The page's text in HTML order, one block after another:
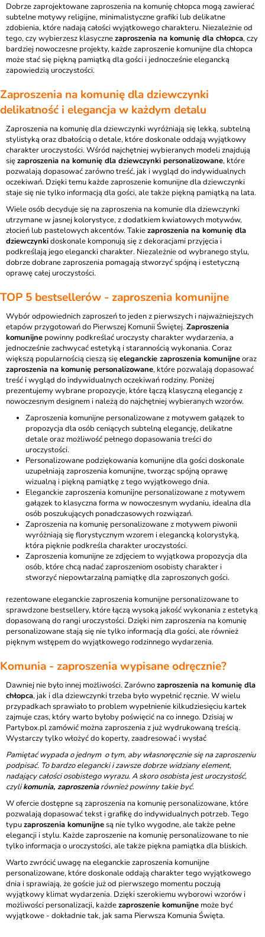
Dobrze zaprojektowane zaproszenia na komunię chłopca mogą zawierać
subtelne motywy religijne, minimalistyczne grafiki lub delikatne
zdobienia, które nadają całości wyjątkowego charakteru. Niezależnie od
tego, czy wybierzesz klasycznezaproszenia na komunię dla chłopca, czy
bardziej nowoczesne projekty, każde zaproszenie komunijne dla chłopca
może stać się piękną pamiątką dla gości i jednocześnie elegancką
zapowiedzią uroczystości.
Zaproszenia na komunię dla dziewczynki
delikatność i elegancja w każdym detalu
Zaproszenia na komunię dla dziewczynki wyróżniają się lekką, subtelną
stylistyką oraz dbałością o detale, które doskonale oddają wyjątkowy
charakter uroczystości. Wśród najchętniej wybieranych modeli znajdują
sięzaproszenia na komunię dla dziewczynki personalizowane, które
pozwalają dopasować zarówno treść, jak i wygląd do indywidualnych
oczekiwań. Dzięki temu każde zaproszenie komunijne dla dziewczynki
staje się nie tylko informacją dla gości, ale także piękną pamiątką na lata.
Wiele osób decyduje się na zaproszenia na komunie dla dziewczynki
utrzymane w jasnej kolorystyce, z dodatkiem kwiatowych motywów,
złocień lub pastelowych akcentów. Takiezaproszenia na komunię dla
dziewczynkidoskonale komponują się z dekoracjami przyjęcia i
podkreślają jego elegancki charakter. Niezależnie od wybranego stylu,
dobrze dobrane zaproszenia pomagają stworzyć spójną i estetyczną
oprawę całej uroczystości.
TOP 5 bestsellerów - zaproszenia komunijne
Wybór odpowiednich zaproszeń to jeden z pierwszych i najważniejszych
etapów przygotowań do Pierwszej Komunii Świętej.Zaproszenia
komunijne powinny podkreślać uroczysty charakter wydarzenia, a
jednocześnie zachwycać estetyką i starannością wykonania. Coraz
większą popularnością cieszą sięeleganckie zaproszenia komunijneoraz
zaproszenia na komunię personalizowane, które pozwalają dopasować
treść i wygląd do indywidualnych oczekiwań rodziny. Poniżej
prezentujemy wybrane propozycje, które łączą klasyczną elegancję z
nowoczesnym designem i należą do najchętniej wybieranych wzorów.
Zaproszenia komunijne personalizowane z motywem gałązek to
propozycja dla osób ceniących subtelną elegancję, delikatne
detale oraz możliwość pełnego dopasowania treści do
uroczystości.
Personalizowane podziękowania komunijne dla gościdoskonale
uzupełniają zaproszenia komunijne, tworząc spójną oprawę
wizualną i piękną pamiątkę z tego wyjątkowego dnia.
Eleganckie zaproszenia komunijne personalizowane z motywem
gałązek to klasyczna forma w nowoczesnym wydaniu, idealna dla
osób poszukujących ponadczasowych rozwiązań.
Zaproszenia na komunię personalizowane z motywem piwonii
wyróżniają się florystycznym wzorem i elegancką kolorystyką,
która pięknie podkreśla charakter uroczystości.
Zaproszenia komunijne ze zdjęciemto wyjątkowa propozycja dla
osób, które chcą nadać zaproszeniom osobisty charakter i
stworzyć niepowtarzalną pamiątkę dla zaproszonych gości.
rezentowane eleganckie zaproszenia komunijne personalizowane to
sprawdzone bestsellery, które łączą wysoką jakość wykonania z estetyką
dopasowaną do rangi uroczystości. Dzięki nim zaproszenia na komunię
personalizowane stają się nie tylko informacją dla gości, ale również
pięknym wstępem do wyjątkowego rodzinnego wydarzenia.
Komunia - zaproszenia wypisane odręcznie?
Dawniej nie było innej możliwości. Zarównozaproszenia na komunię dla
chłopca, jak i dla dziewczynki trzeba było wypełnić ręcznie. W wielu
przypadkach sprawiało to problem wypełnienie kilkudziesięciu kartek
zajmuje czas, który warto byłoby poświęcić na co innego. Dzisiaj w
Partybox.pl zamówić można zaproszenia z już wydrukowaną treścią.
Wystarczy tylko włożyć do koperty, zaadresować i wysłać
Pamiętać wypada o jednym o tym, aby własnoręcznie się na zaproszeniu
podpisać. To bardzo elegancki i zawsze dobrze widziany element,
nadający całości osobistego wyrazu. A skoro osobista jest uroczystość,
czylikomunia, zaproszeniarównież powinny takie być.
W ofercie dostępne są zaproszenia na komunię personalizowane, które
pozwalają dopasować tekst i grafikę do indywidualnych potrzeb. Tego
typuzaproszenia komunijnesą nie tylko wygodne, ale także pełne
elegancji i stylu. Każde zaproszenie na komunię personalizowane to nie
tylko informacja o uroczystości, ale także piękna pamiątka dla bliskich.
Warto zwrócić uwagę na eleganckie zaproszenia komunijne
personalizowane, które doskonale oddają charakter tego wyjątkowego
dnia i sprawiają, że goście już od pierwszego momentu poczują
wyjątkowy klimat wydarzenia. Dzięki szerokiemu wyborowi wzorów i
możliwości personalizacji, każdezaproszenie komunijne może być
wyjątkowe - dokładnie tak, jak sama Pierwsza Komunia Święta.